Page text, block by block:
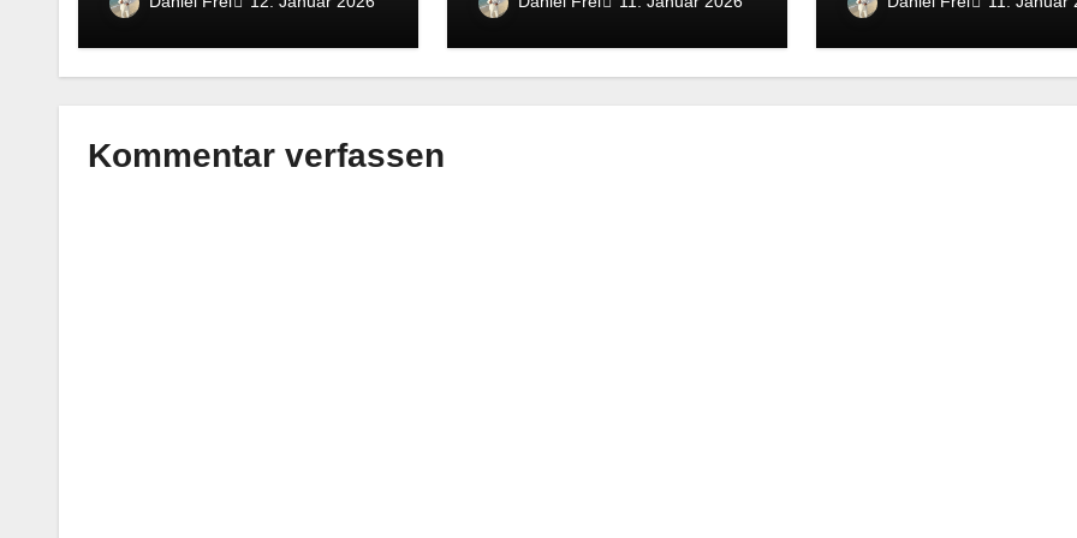
Kommentar verfassen